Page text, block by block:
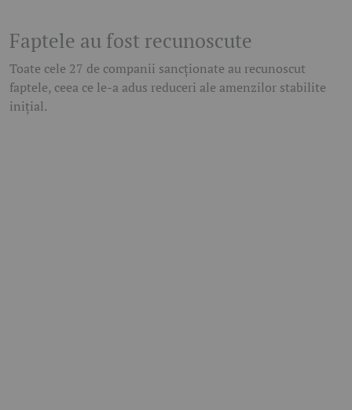
Faptele au fost recunoscute
Toate cele 27 de companii sancționate au recunoscut
faptele, ceea ce le-a adus reduceri ale amenzilor stabilite
inițial.